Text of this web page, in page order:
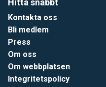
Hitta snabbt
Kontakta oss
Bli medlem
Press
Om oss
Om webbplatsen
Integritetspolicy